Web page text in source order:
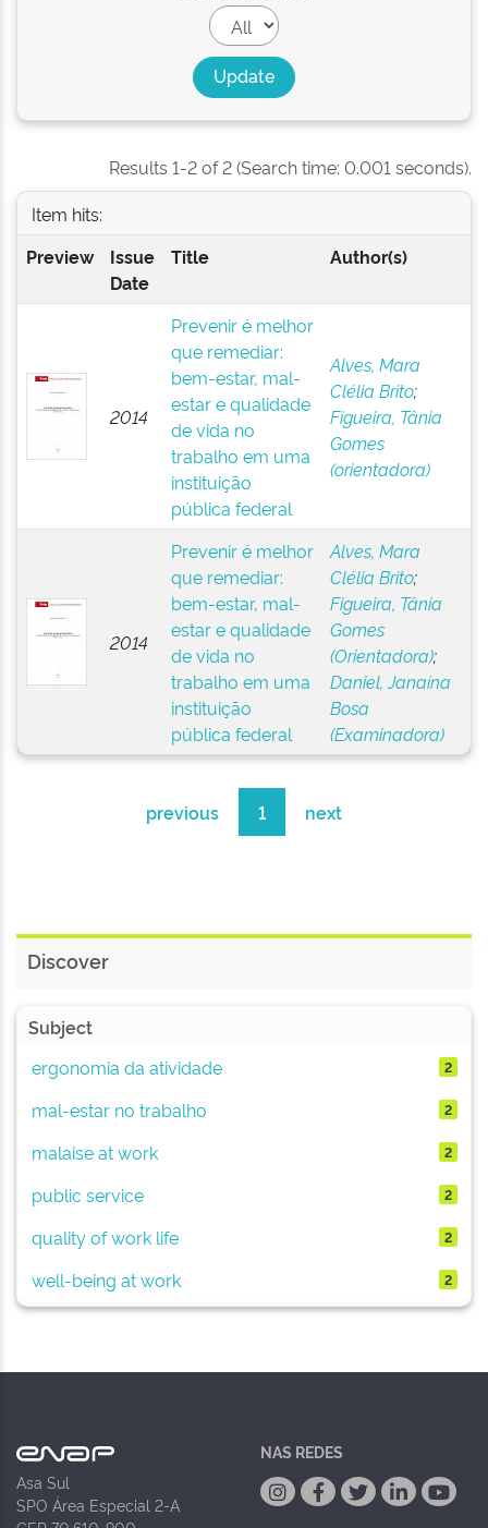
Results 1-2 of 2 (Search time: 0.001 seconds).
Item hits:
Preview
Issue
Date
Title Author(s)
2014
Prevenir é melhor
que remediar:
bem-estar, mal-
estar e qualidade
de vida no
trabalho em uma
instituição
pública federal
Alves, Mara
Clélia Brito;
Figueira, Tânia
Gomes
(orientadora)
2014
Prevenir é melhor
que remediar:
bem-estar, mal-
estar e qualidade
de vida no
trabalho em uma
instituição
pública federal
Alves, Mara
Clélia Brito;
Figueira, Tânia
Gomes
(Orientadora);
Daniel, Janaína
Bosa
(Examinadora)
previous 1 next
Discover
Subject
ergonomia da atividade
2
mal-estar no trabalho 2
malaise at work 2
public service 2
quality of work life 2
well-being at work 2
Asa Sul
SPO Área Especial 2-A
NAS REDES